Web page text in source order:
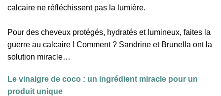
calcaire ne réfléchissent pas la lumière.
Pour des cheveux protégés, hydratés et lumineux, faites la
guerre au calcaire ! Comment ? Sandrine et Brunella ont la
solution miracle…
Le vinaigre de coco : un ingrédient miracle pour un
produit unique